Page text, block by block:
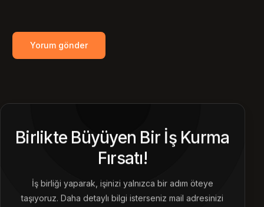
Birlikte Büyüyen Bir İş Kurma
Fırsatı!
İş birliği yaparak, işinizi yalnızca bir adım öteye
taşıyoruz. Daha detaylı bilgi isterseniz mail adresinizi